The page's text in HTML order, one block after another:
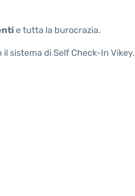
e tutta la burocrazia.
sistema di Self Check-In Vikey.